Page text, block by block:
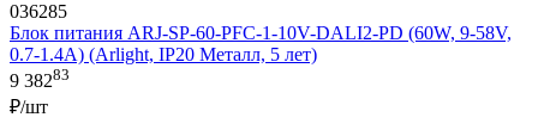
036285
Блок питания ARJ-SP-60-PFC-1-10V-DALI2-PD (60W, 9-58V,
0.7-1.4A) (Arlight, IP20 Металл, 5 лет)
9 38283
₽/шт